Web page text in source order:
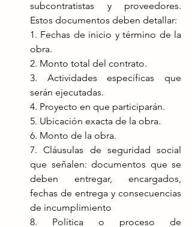
subcontratistas y proveedores.
Estos documentos deben detallar:
1. Fechas de inicio y término de la
obra.
2. Monto total del contrato.
3. Actividades específicas que
serán ejecutadas​​.
4. Proyecto en que participarán.
5. Ubicación exacta de la obra.
6. Monto de la obra.
7. Cláusulas de seguridad social
que señalen: documentos que se
deben entregar, encargados,
fechas de entrega y consecuencias
de incumplimiento
8. Política o proceso de